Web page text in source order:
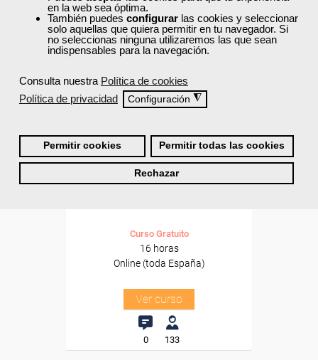
en la web sea óptima.
También puedes configurar las cookies y seleccionar
solo aquellas que quiera permitir en tu navegador. Si
no seleccionas ninguna utilizaremos las que sean
indispensables para la navegación.
Consulta nuestra Política de cookies
Política de privacidad
Configuración ◮
Permitir cookies Permitir todas las cookies
Rechazar
subvencionada.
Para desempleados,
trabajadores y autónomos.
Sector
-Metal.
Cursos Femxa
Procesos y técnicas de
Curso Gratuito
16 horas
Online (toda España)
Ver curso
0 133